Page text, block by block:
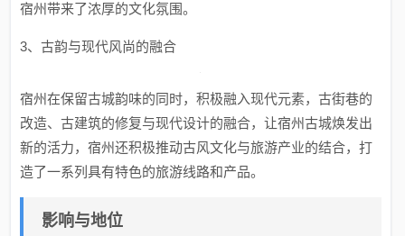
宿州带来了浓厚的文化氛围。
3、古韵与现代风尚的融合
宿州在保留古城韵味的同时，积极融入现代元素，古街巷的
改造、古建筑的修复与现代设计的融合，让宿州古城焕发出
新的活力，宿州还积极推动古风文化与旅游产业的结合，打
造了一系列具有特色的旅游线路和产品。
影响与地位